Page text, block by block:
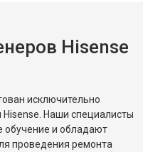
Hisense
исключительно
Наши специалисты
обучение и обладают
проведения ремонта